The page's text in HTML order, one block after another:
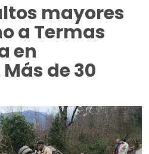
mayores
a Termas
en
de 30